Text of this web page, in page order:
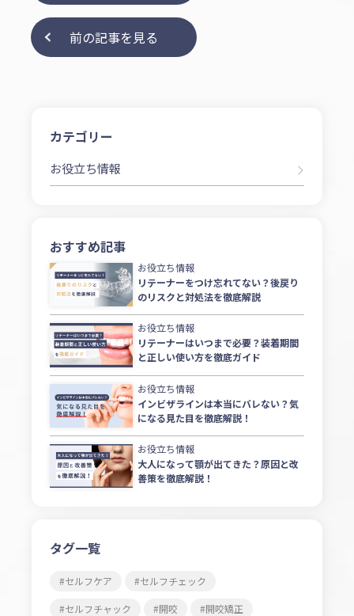
前の記事を見る
カテゴリー
お役立ち情報
おすすめ記事
お役立ち情報
リテーナーをつけ忘れてない？後戻り
のリスクと対処法を徹底解説
お役立ち情報
リテーナーはいつまで必要？装着期間
と正しい使い方を徹底ガイド
お役立ち情報
インビザラインは本当にバレない？気
になる見た目を徹底解説！
お役立ち情報
大人になって顎が出てきた？原因と改
善策を徹底解説！
タグ一覧
セルフケア セルフチェック
セルフチャック 開咬 開咬矯正